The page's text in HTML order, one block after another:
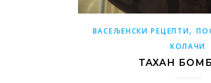
ВАСЕЉЕНСКИ РЕЦЕПТИ,
КОЛАЧИ
ТАХАН